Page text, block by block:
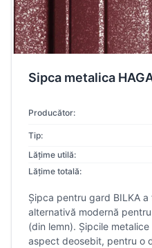
Sipca metalica
Producător:
Tip:
Lățime utilă:
Lățime totală:
Şipca pentru gard BILKA
alternativă modernă
(din lemn). Șipcile
aspect deosebit, pentru o